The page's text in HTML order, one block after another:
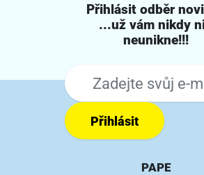
Přihlásit odběr
...už vám nikdy
neunikne!!!
Přihlásit
PAPE